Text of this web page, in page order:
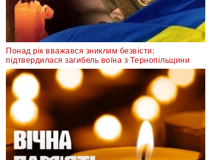
Понад рік вважався зниклим безвісти:
підтвердилася загибель воїна з Тернопільщини